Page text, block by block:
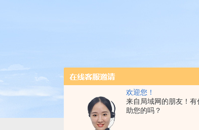
欢迎您！
来自局域网的朋友！有
助您的吗？